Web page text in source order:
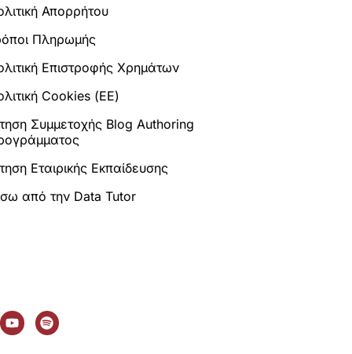
Απορρήτου
Πληρωμής
Επιστροφής Χρημάτων
Cookies (ΕΕ)
Συμμετοχής Blog Authoring
Εταιρικής Εκπαίδευσης
από την Data Tutor
Y
o
S
p